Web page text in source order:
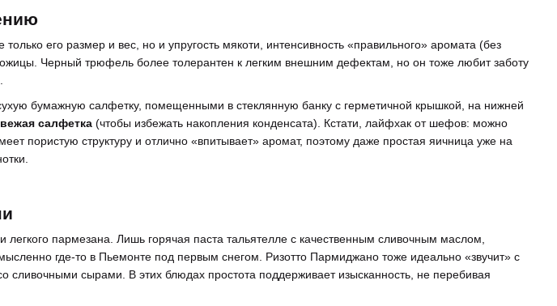
его размер и вес, но и упругость мякоти, интенсивность «правильного» аромата (без
Черный трюфель более толерантен к легким внешним дефектам, но он тоже любит заботу
бумажную салфетку, помещенными в стеклянную банку с герметичной крышкой, на нижней
салфетка (чтобы избежать накопления конденсата). Кстати, лайфхак от шефов: можно
пористую структуру и отлично «впитывает» аромат, поэтому даже простая яичница уже на
пармезана. Лишь горячая паста тальятелле с качественным сливочным маслом,
где-то в Пьемонте под первым снегом. Ризотто Пармиджано тоже идеально «звучит» с
сырами. В этих блюдах простота поддерживает изысканность, не перебивая